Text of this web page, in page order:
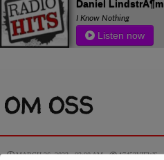
Daniel LindstrÃ¶m
I Know Nothing
Listen now
OM OSS
MARCH 26, 2023 - 03:00 AM - 17453VIEWS